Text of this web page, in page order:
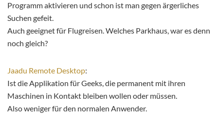
Programm aktivieren und schon ist man gegen ärgerliches
Suchen gefeit.
Auch geeignet für Flugreisen. Welches Parkhaus, war es denn
noch gleich?
Jaadu Remote Desktop:
Ist die Applikation für Geeks, die permanent mit ihren
Maschinen in Kontakt bleiben wollen oder müssen.
Also weniger für den normalen Anwender.